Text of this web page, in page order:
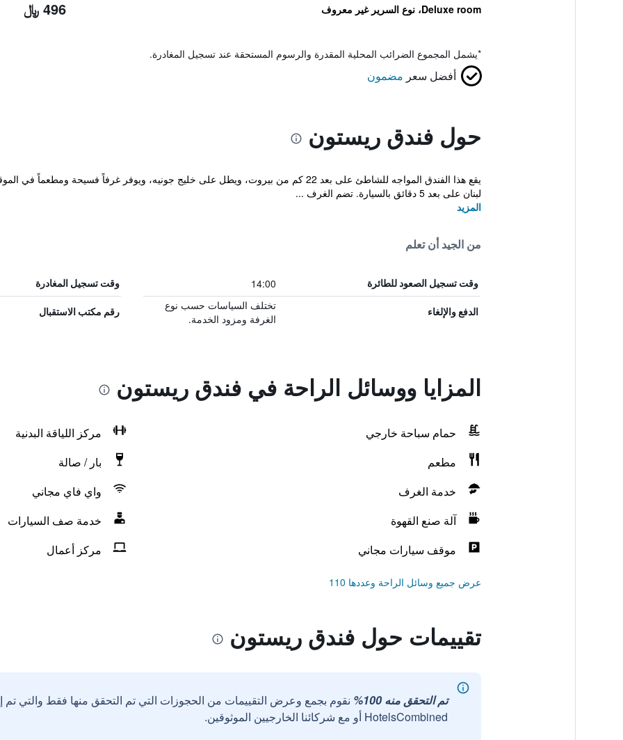
Deluxe room، نوع السرير غير معروف 496 ﷼
*يشمل المجموع الضرائب المحلية المقدرة والرسوم المستحقة عند تسجيل المغادرة.
أفضل سعر مضمون
حول فندق ريستون
لبنان على بعد 5 دقائق بالسيارة. تضم الغرف ...
المزيد
من الجيد أن تعلم
وقت تسجيل الصعود للطائرة 14:00 وقت تسجيل المغادرة
الدفع والإلغاء
تختلف السياسات حسب نوع
الغرفة ومزود الخدمة.
رقم مكتب الاستقبال
المزايا ووسائل الراحة في فندق ريستون
حمام سباحة خارجي
مركز اللياقة البدنية
مطعم
بار / صالة
خدمة الغرف
واي فاي مجاني
آلة صنع القهوة
خدمة صف السيارات
موقف سيارات مجاني
مركز أعمال
عرض جميع وسائل الراحة وعددها 110
تقييمات حول فندق ريستون
تم التحقق منه 100%
نقوم بجمع وعرض التقييمات من الحجوزات التي تم التحقق منها فقط والتي
HotelsCombined أو مع شركائنا الخارجيين الموثوقين.